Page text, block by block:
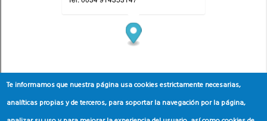
Te informamos que nuestra página usa cookies estrictamente necesarias,
analíticas propias y de terceros, para soportar la navegación por la página,